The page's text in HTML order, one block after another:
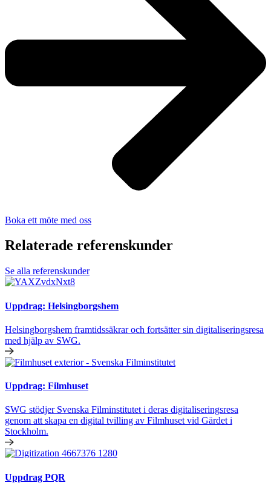
Boka ett möte med oss
Relaterade referenskunder
Se alla referenskunder
Uppdrag: Helsingborgshem
Helsingborgshem framtidssäkrar och fortsätter sin digitaliseringsresa
med hjälp av SWG.
Uppdrag: Filmhuset
SWG stödjer Svenska Filminstitutet i deras digitaliseringsresa
genom att skapa en digital tvilling av Filmhuset vid Gärdet i
Stockholm.
Uppdrag PQR